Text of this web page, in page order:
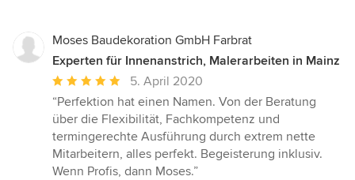
Moses Baudekoration GmbH Farbrat
Experten für Innenanstrich, Malerarbeiten in Mainz
Durchschnittliche
Bewertung:
5
von
5
Sternen
5. April 2020
“Perfektion hat einen Namen. Von der Beratung
über die Flexibilität, Fachkompetenz und
termingerechte Ausführung durch extrem nette
Mitarbeitern, alles perfekt. Begeisterung inklusiv.
Wenn Profis, dann Moses.”